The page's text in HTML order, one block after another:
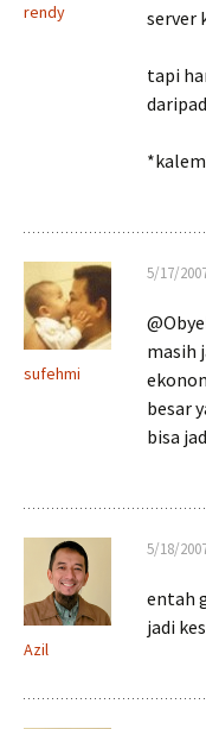
rendy
server
tapi
sufehmi
5/17/
masih
besar
bisa
Azil
5/18/
entah
jadi